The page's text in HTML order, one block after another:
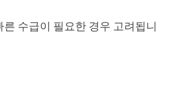
수급이 필요한 경우 고려됩니